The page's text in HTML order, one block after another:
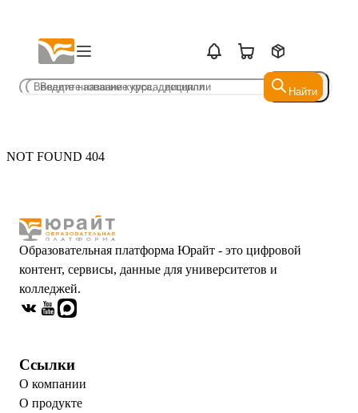
Найти
Найти
NOT FOUND 404
Образовательная платформа Юрайт - это цифровой
контент, сервисы, данные для университетов и
колледжей.
Ссылки
О компании
О продукте